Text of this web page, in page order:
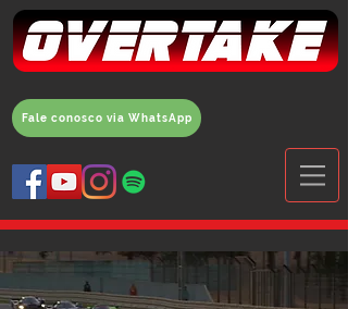
Fale conosco via WhatsApp